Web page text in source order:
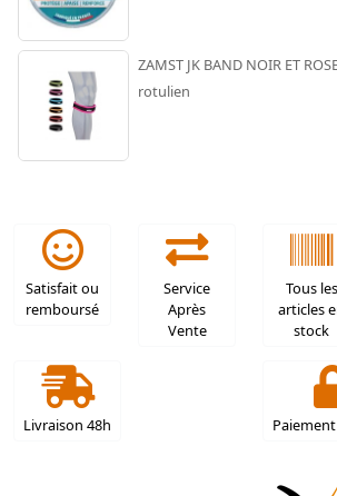
ZAMST JK BAND NOIR ET
rotulien
Satisfait ou
remboursé
Service
Après
Vente
Tous les
articles
stock
Livraison 48h